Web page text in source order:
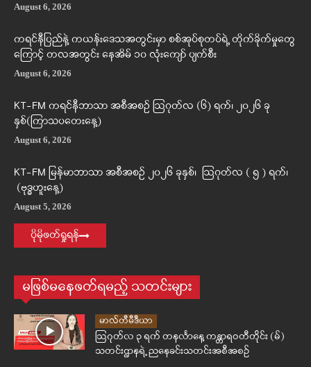
August 6, 2026
ကရင်နီပြည်နဲ့ ကယန်းဒေသအတွင်းမှာ စစ်အုပ်စုတပ်ရဲ့ တိုက်ခိုက်မှုတွေ
ကြောင့် တလအတွင်း နေအိမ် ၁၀ လုံးကျော် ပျက်စီး
August 6, 2026
KT-FM ကရင်နီဘာသာ အစီအစဉ် ဩဂုတ်လ (၆) ရက်၊ ၂၀၂၆ ခု
နှစ်(ကြာသပတေးနေ့)
August 6, 2026
KT-FM မြန်မာဘာသာ အစီအစဉ် ၂၀၂၆ ခုနှစ်၊ ဩဂုတ်လ ( ၅ ) ရက်၊
(ဗုဒ္ဓဟူးနေ့)
August 5, 2026
ပိုမိုဖတ်ရှုရန်
မဖြစ်မနေဖတ်ရမည့် သတင်းများ
မာလ်တီမီဒီယာ
ဩဂုတ်လ ၃ ရက် တနင်္လာနေ့ ကန္တာရဝတီတိုင်း (မ်)
သတင်းဌာနရဲ့ ညနေခင်းသတင်းအစီအစဉ်